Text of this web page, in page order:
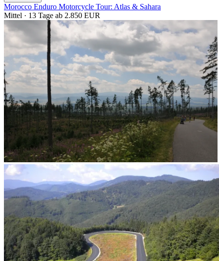
Morocco Enduro Motorcycle Tour: Atlas & Sahara
Mittel · 13 Tage ab 2.850 EUR